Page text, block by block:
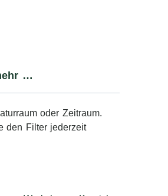
…
oder Zeitraum.
den Filter jederzeit